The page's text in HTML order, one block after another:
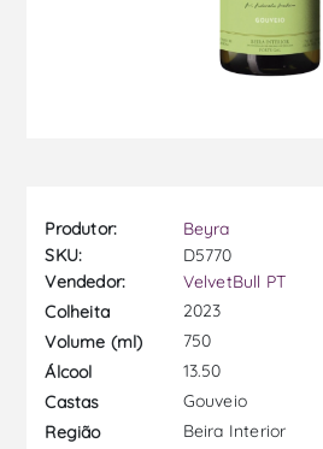
Produtor:
Beyra
SKU:
D5770
Vendedor:
VelvetBull PT
Colheita
2023
Volume (ml)
750
Álcool
13.50
Castas
Gouveio
Região
Beira Interior